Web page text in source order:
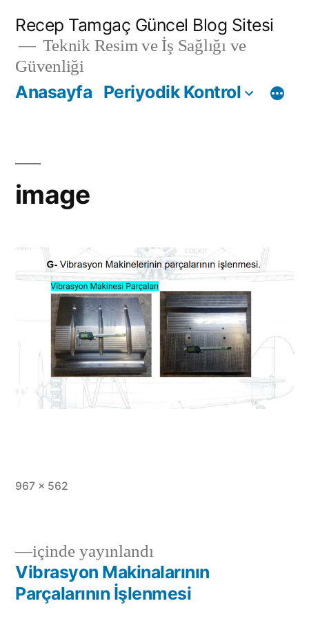
Recep Tamgaç Güncel Blog Sitesi
Teknik Resim ve İş Sağlığı ve
Güvenliği
Anasayfa Periyodik Kontrol
image
Tam
967 × 562
Yazı
içinde yayınlandı
Vibrasyon Makinalarının
Parçalarının İşlenmesi